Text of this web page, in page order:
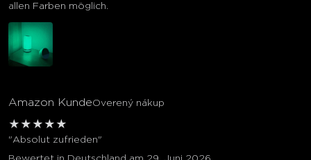
allen Farben möglich.
Amazon KundeOverený nákup
★ ★ ★ ★ ★
"Absolut zufrieden"